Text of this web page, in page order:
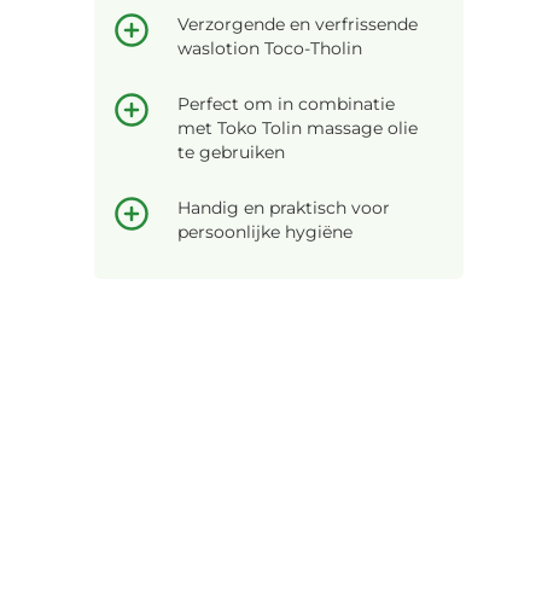
Verzorgende en verfrissende
waslotion Toco-Tholin
Perfect om in combinatie
met Toko Tolin massage olie
te gebruiken
Handig en praktisch voor
persoonlijke hygiëne